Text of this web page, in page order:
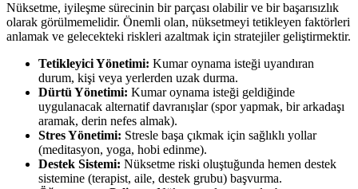
Nüksetme, iyileşme sürecinin bir parçası olabilir ve bir başarısızlık
olarak görülmemelidir. Önemli olan, nüksetmeyi tetikleyen faktörleri
anlamak ve gelecekteki riskleri azaltmak için stratejiler geliştirmektir.
Tetikleyici Yönetimi: Kumar oynama isteği uyandıran
durum, kişi veya yerlerden uzak durma.
Dürtü Yönetimi: Kumar oynama isteği geldiğinde
uygulanacak alternatif davranışlar (spor yapmak, bir arkadaşı
aramak, derin nefes almak).
Stres Yönetimi: Stresle başa çıkmak için sağlıklı yollar
(meditasyon, yoga, hobi edinme).
Destek Sistemi: Nüksetme riski oluştuğunda hemen destek
sistemine (terapist, aile, destek grubu) başvurma.